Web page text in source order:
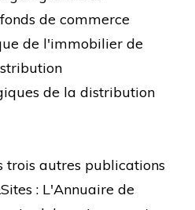
de commerce
de l'immobilier de
de la distribution
trois autres publications
: L'Annuaire de